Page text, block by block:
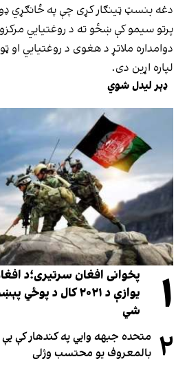
دغه بنسټ ټینګار کړی چې په ځانګړي
پرتو سیمو کې ښځو ته د روغتیايي
دوامداره ملاتړ د هغوی د روغتیايي
لپاره اړین دی.
ډېر لیدل شوي
۱
پخوانی افغان سرتیری؛د
یوازې د ۲۰۲۱ کال د
شي
۲ متحده جبهه وايي په کندهار کې یې
بالمعروف یو محتسب وژلی